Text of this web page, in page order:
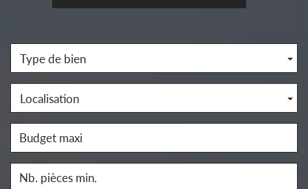
Type de bien
Localisation